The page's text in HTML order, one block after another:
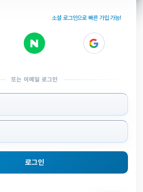
소셜 로그인으로 빠른 가입 가능!
또는 이메일 로그인
로그인